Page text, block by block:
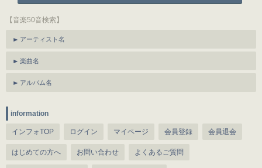
【音楽50音検索】
アーティスト名
楽曲名
アルバム名
information
インフォTOP ログイン マイページ 会員登録 会員退会
はじめての方へ お問い合わせ よくあるご質問